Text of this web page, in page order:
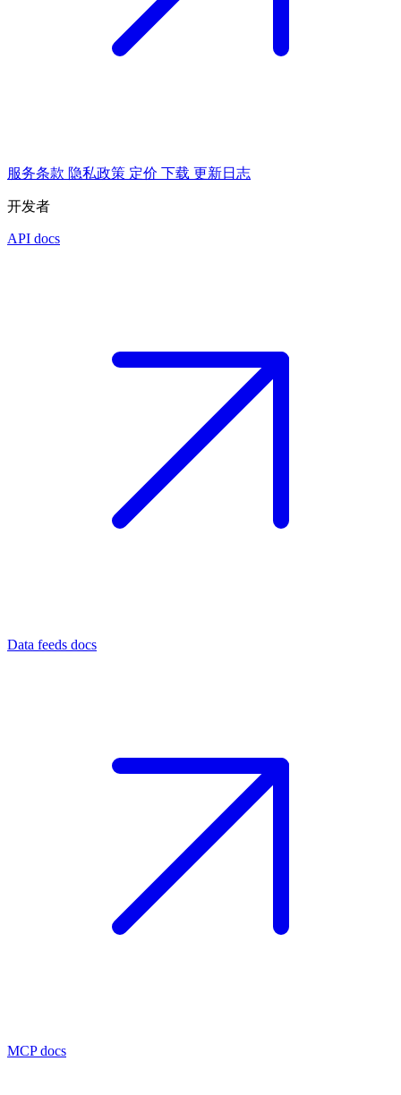
服务条款 隐私政策 定价 下载 更新日志
开发者
API docs
Data feeds docs
MCP docs